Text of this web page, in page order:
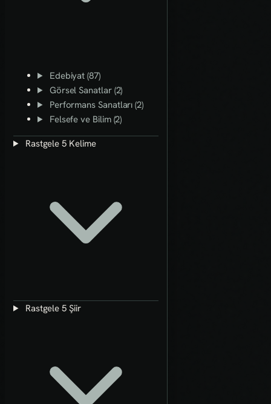
Edebiyat (87)
Görsel Sanatlar (2)
Performans Sanatları (2)
Felsefe ve Bilim (2)
Rastgele 5 Kelime
Rastgele 5 Şiir